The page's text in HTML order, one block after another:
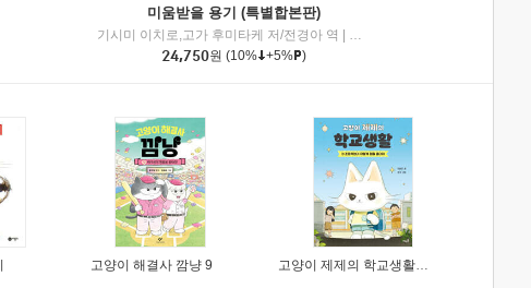
| 제이브리즈북스
미움받을 용기 (특별합본판)
기시미 이치로,고가 후미타케 저/전경아 역
인플루엔셜
24,750원 (10% +5% )
고양이 해결사 깜냥 9 고양이 제제의 학교생활 1 : 초등학생이 이렇게 힘들 줄이야